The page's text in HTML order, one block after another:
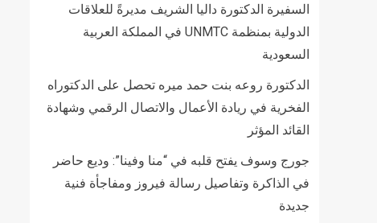
السفيرة الدكتورة داليا الشريف مديرةً للعلاقات
الدولية بمنظمة UNMTC في المملكة العربية
السعودية
الدكتورة روعه بنت حمد ميره تحصل على الدكتوراه
الفخرية في ريادة الأعمال والاتصال الرقمي وشهادة
القائد المؤثر
جورج وسوف يفتح قلبه في “منا وفينا”: وديع حاضر
في الذاكرة وتفاصيل رسالة فيروز ومفاجأة فنية
جديدة